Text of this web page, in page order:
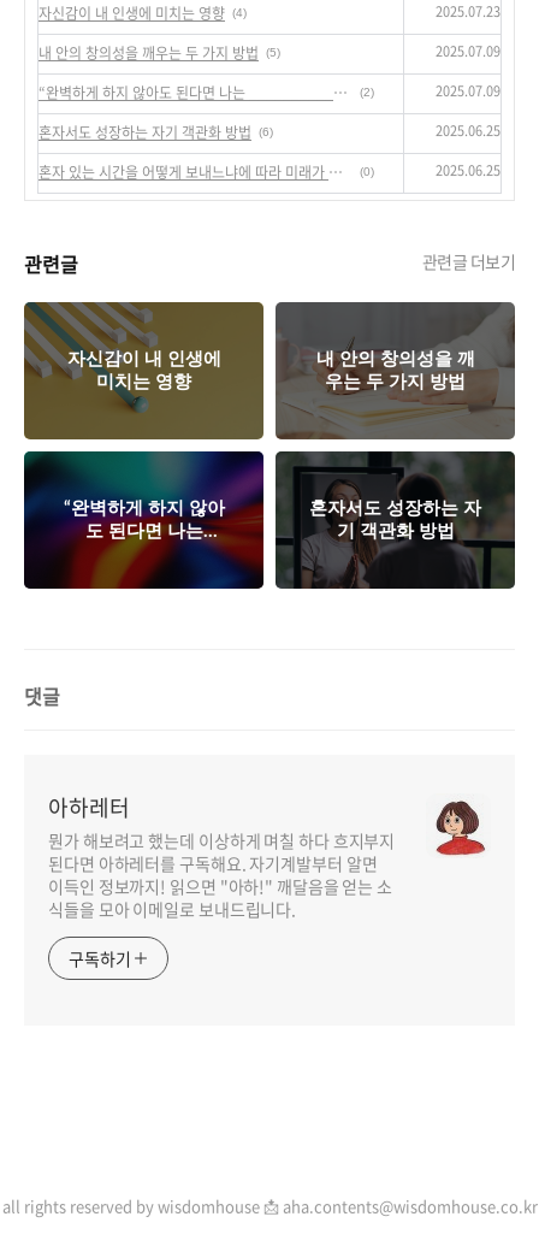
자신감이 내 인생에 미치는 영향 (4) 2025.07.23
내 안의 창의성을 깨우는 두 가지 방법 (5) 2025.07.09
“완벽하게 하지 않아도 된다면 나는 ___________를 시도할 것이다.” (2) 2025.07.09
혼자서도 성장하는 자기 객관화 방법 (6) 2025.06.25
혼자 있는 시간을 어떻게 보내느냐에 따라 미래가 달라진다 (0) 2025.06.25
관련글 관련글 더보기
자신감이 내 인생에
미치는 영향
내 안의 창의성을 깨
우는 두 가지 방법
“완벽하게 하지 않아
도 된다면 나는
___________를 시도할
것이다.”
혼자서도 성장하는 자
기 객관화 방법
댓글
아하레터
뭔가 해보려고 했는데 이상하게 며칠 하다 흐지부지
된다면 아하레터를 구독해요. 자기계발부터 알면
이득인 정보까지! 읽으면 "아하!" 깨달음을 얻는 소
식들을 모아 이메일로 보내드립니다.
구독하기
인기포스트
all rights reserved by wisdomhouse 📩 aha.contents@wisdomhouse.co.kr